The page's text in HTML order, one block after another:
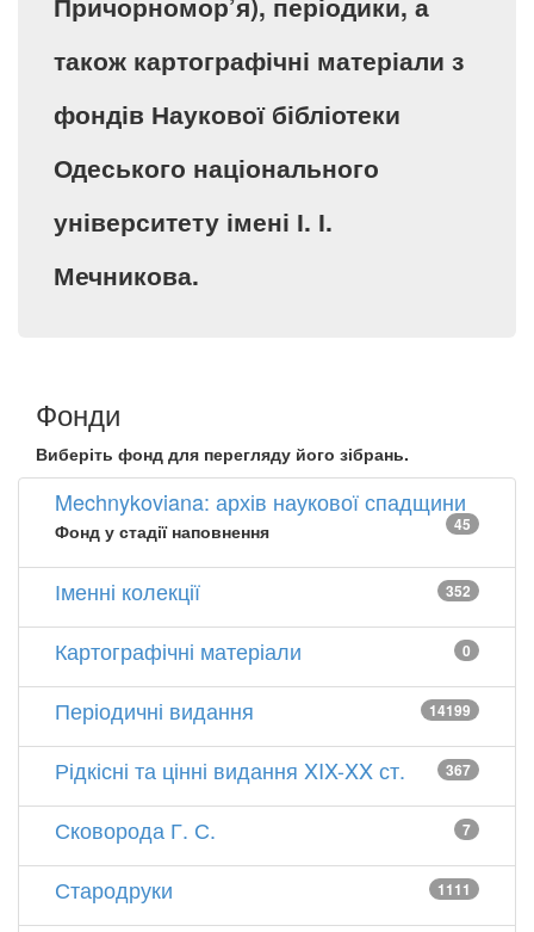
також картографічні матеріали з
фондів Наукової бібліотеки
Одеського національного
університету імені І. І.
Мечникова.
Фонди
Виберіть фонд для перегляду його зібрань.
Mechnykoviana: архів наукової спадщини
45
Фонд у стадії наповнення
Іменні колекції 352
Картографічні матеріали 0
Періодичні видання 14199
Рідкісні та цінні видання XIX-XX ст. 367
Сковорода Г. С. 7
Стародруки 1111